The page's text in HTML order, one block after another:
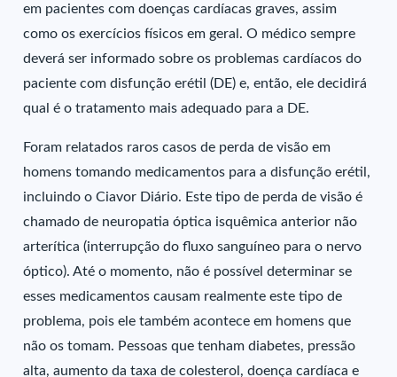
em pacientes com doenças cardíacas graves, assim
como os exercícios físicos em geral. O médico sempre
deverá ser informado sobre os problemas cardíacos do
paciente com disfunção erétil (DE) e, então, ele decidirá
qual é o tratamento mais adequado para a DE.
Foram relatados raros casos de perda de visão em
homens tomando medicamentos para a disfunção erétil,
incluindo o Ciavor Diário. Este tipo de perda de visão é
chamado de neuropatia óptica isquêmica anterior não
arterítica (interrupção do fluxo sanguíneo para o nervo
óptico). Até o momento, não é possível determinar se
esses medicamentos causam realmente este tipo de
problema, pois ele também acontece em homens que
não os tomam. Pessoas que tenham diabetes, pressão
alta, aumento da taxa de colesterol, doença cardíaca e